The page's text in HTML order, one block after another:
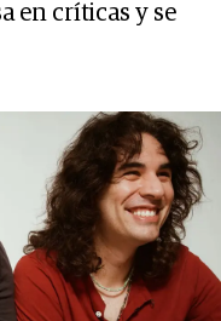
en críticas y se